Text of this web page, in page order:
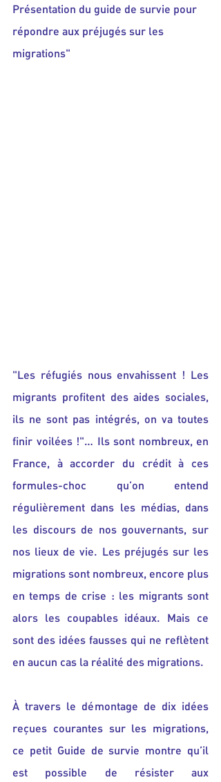
Présentation du guide de survie pour
répondre aux préjugés sur les
migrations"
"Les réfugiés nous envahissent ! Les
migrants profitent des aides sociales,
ils ne sont pas intégrés, on va toutes
finir voilées !"… Ils sont nombreux, en
France, à accorder du crédit à ces
formules-choc qu’on entend
régulièrement dans les médias, dans
les discours de nos gouvernants, sur
nos lieux de vie. Les préjugés sur les
migrations sont nombreux, encore plus
en temps de crise : les migrants sont
alors les coupables idéaux. Mais ce
sont des idées fausses qui ne reflètent
en aucun cas la réalité des migrations.
À travers le démontage de dix idées
reçues courantes sur les migrations,
ce petit Guide de survie montre qu’il
est possible de résister aux